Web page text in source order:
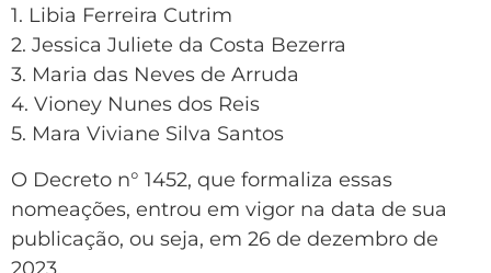
1. Libia Ferreira Cutrim
2. Jessica Juliete da Costa Bezerra
3. Maria das Neves de Arruda
4. Vioney Nunes dos Reis
5. Mara Viviane Silva Santos
O Decreto n° 1452, que formaliza essas
nomeações, entrou em vigor na data de sua
publicação, ou seja, em 26 de dezembro de